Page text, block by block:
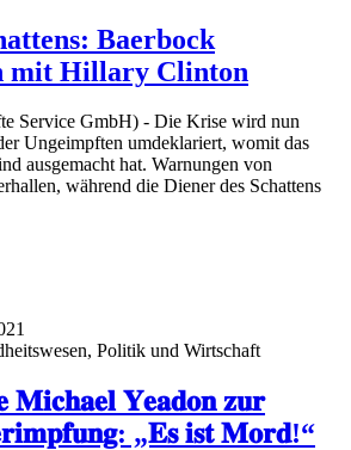
Baerbock
mit Hillary Clinton
Service GmbH) - Die Krise wird nun
Ungeimpften umdeklariert, womit das
ausgemacht hat. Warnungen von
während die Diener des Schattens
Politik und Wirtschaft
𝐌𝐢𝐜𝐡𝐚𝐞𝐥 𝐘𝐞𝐚𝐝𝐨𝐧 𝐳𝐮𝐫
„𝐄𝐬 𝐢𝐬𝐭 𝐌𝐨𝐫𝐝!“